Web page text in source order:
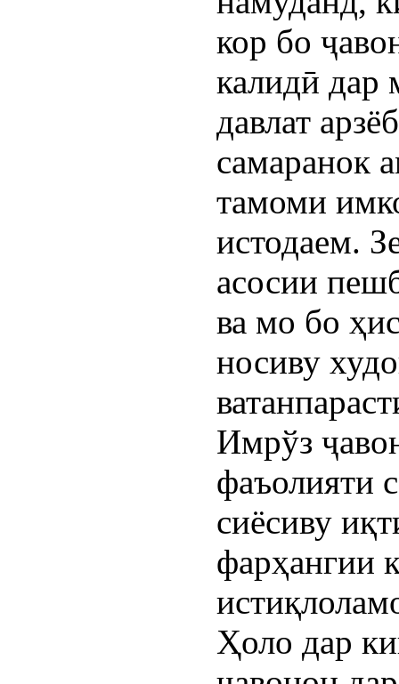
кор бо
калидӣ дар
давлат
самаранок
тамоми
истодаем.
асосии
ва мо бо
носиву
Имрўз
фаъолияти
сиёсиву
фарҳангии
Ҳоло дар